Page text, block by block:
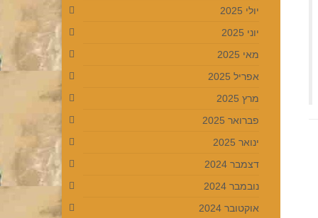
יולי 2025
יוני 2025
מאי 2025
אפריל 2025
מרץ 2025
פברואר 2025
ינואר 2025
דצמבר 2024
נובמבר 2024
אוקטובר 2024